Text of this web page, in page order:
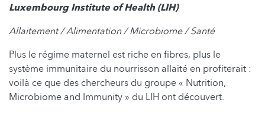
Luxembourg Institute of Health (LIH)
Allaitement / Alimentation / Microbiome / Santé
Plus le régime maternel est riche en fibres, plus le
système immunitaire du nourrisson allaité en profiterait :
voilà ce que des chercheurs du groupe « Nutrition,
Microbiome and Immunity » du LIH ont découvert.